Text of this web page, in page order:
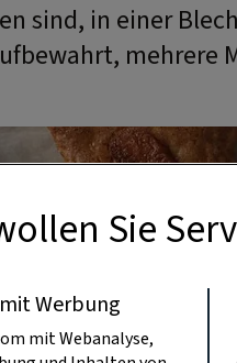
sind, in einer
mehrere
Sie
Werbung
mit Webanalyse,